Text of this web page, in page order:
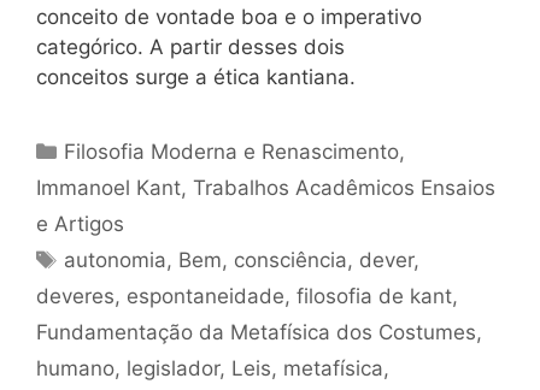
conceito de vontade boa e o imperativo
categórico. A partir desses dois
conceitos surge a ética kantiana.
Categorias
Filosofia Moderna e Renascimento,
Immanoel Kant, Trabalhos Acadêmicos Ensaios
e Artigos
Tags
autonomia, Bem, consciência, dever,
deveres, espontaneidade, filosofia de kant,
Fundamentação da Metafísica dos Costumes,
humano, legislador, Leis, metafísica,